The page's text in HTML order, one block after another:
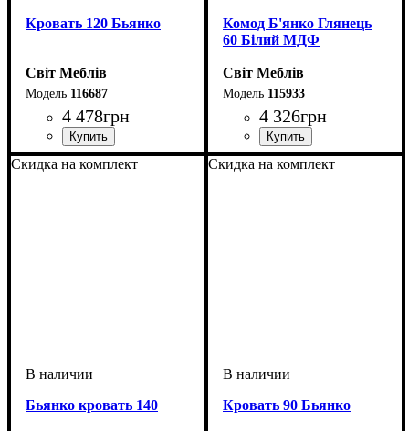
Кровать 120 Бьянко
Світ Меблів
116687
4 478грн
ширина, мм: 1250
высота, мм: 880
глубина, мм: 2065
Комод Б'янко Глянець
60 Білий МДФ
Світ Меблів
115933
4 326грн
ширина, мм: 600
высота, мм: 1036
глубина, мм: 406
Скидка на комплект
Бьянко кровать 140
Скидка на комплект
Кровать 90 Бьянко